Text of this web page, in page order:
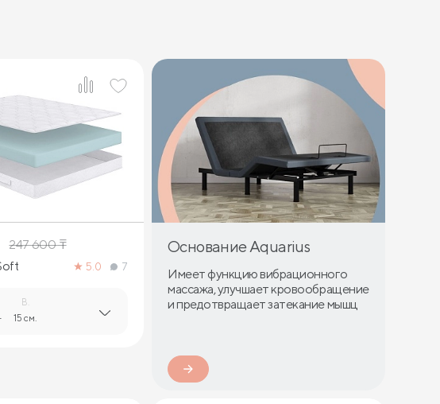
247 600₸
5.0 7
В.
15 см.
Основание Aquarius
Имеет функцию вибрационного
массажа, улучшает кровообращение
и предотвращает затекание мышц